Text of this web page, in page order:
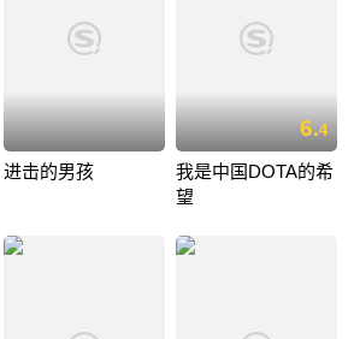
进击的男孩
6.4
我是中国DOTA的希
望